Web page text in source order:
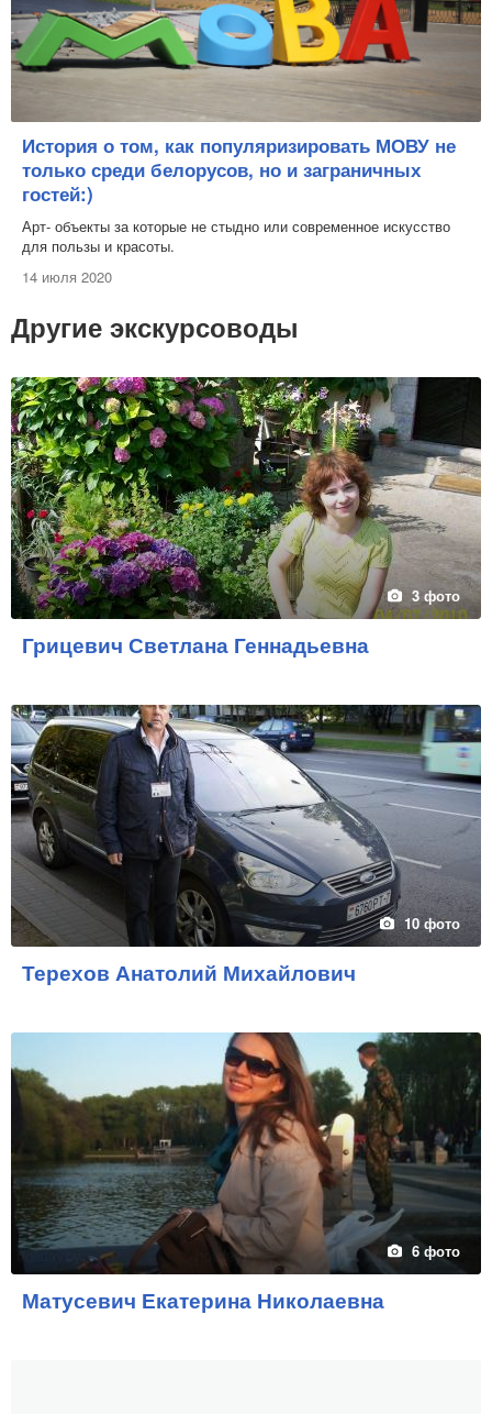
История о том, как популяризировать МОВУ не
только среди белорусов, но и заграничных
гостей:)
Арт- объекты за которые не стыдно или современное искусство
для пользы и красоты.
14 июля 2020
Другие экскурсоводы
3 фото
Грицевич Светлана Геннадьевна
10 фото
Терехов Анатолий Михайлович
6 фото
Матусевич Екатерина Николаевна